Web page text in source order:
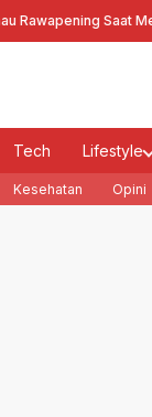
Saat
Tech Lifestyle
Kesehatan Opini